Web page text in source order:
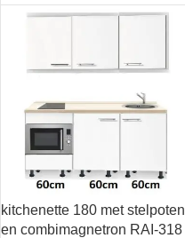
kitchenette 180 met stelpoten
en combimagnetron RAI-318